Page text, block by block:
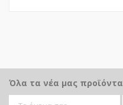
Όλα τα νέα μας προϊόντα